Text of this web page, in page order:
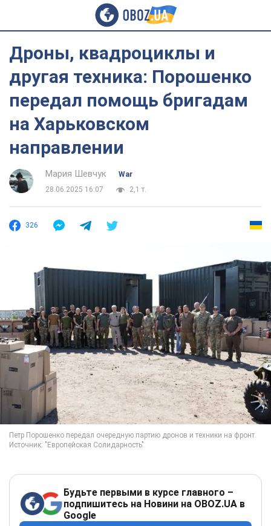
Дроны, квадроциклы и
другая техника: Порошенко
передал помощь бригадам
на Харьковском
направлении
Мария Шевчук
War
28.06.2025 16:07
2,1 т.
326
Будьте первыми в курсе главного –
подпишитесь на Новини на OBOZ.UA в
Google